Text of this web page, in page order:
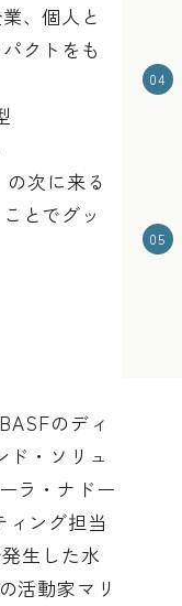
、個人と
クトをも
次に来る
とでグッ
のディ
・ソリュ
ラ・ナドー
ング担当
生した水
活動家マリ
04
05